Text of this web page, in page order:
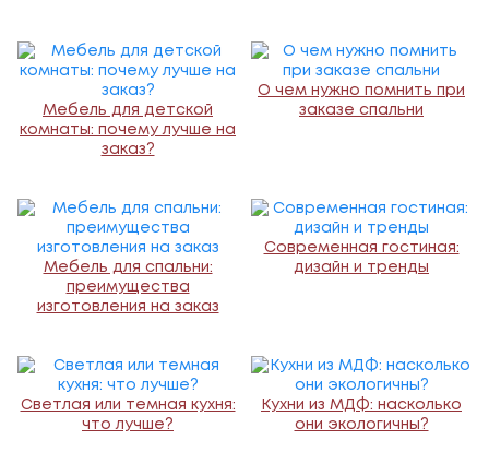
Мебель для детской
комнаты: почему лучше на
заказ?
О чем нужно помнить при
заказе спальни
Мебель для спальни:
преимущества
изготовления на заказ
Современная гостиная:
дизайн и тренды
Светлая или темная кухня:
что лучше?
Кухни из МДФ: насколько
они экологичны?